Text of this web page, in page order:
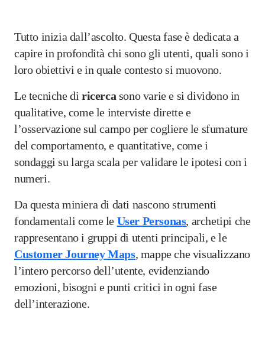
Tutto inizia dall’ascolto. Questa fase è dedicata a
capire in profondità chi sono gli utenti, quali sono i
loro obiettivi e in quale contesto si muovono.
Le tecniche di ricerca sono varie e si dividono in
qualitative, come le interviste dirette e
l’osservazione sul campo per cogliere le sfumature
del comportamento, e quantitative, come i
sondaggi su larga scala per validare le ipotesi con i
numeri.
Da questa miniera di dati nascono strumenti
fondamentali come le User Personas, archetipi che
rappresentano i gruppi di utenti principali, e le
Customer Journey Maps, mappe che visualizzano
l’intero percorso dell’utente, evidenziando
emozioni, bisogni e punti critici in ogni fase
dell’interazione.